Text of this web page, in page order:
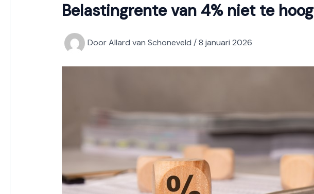
Belastingrente van 4% niet te hoog
DoorAllard van Schoneveld /8 januari 2026